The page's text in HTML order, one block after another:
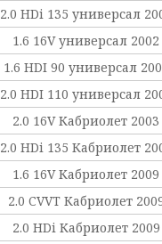
2.0 HDi 135 универсал
1.6 16V универсал
1.6 HDI 90 универсал
2.0 HDI 110 универсал
2.0 16V Кабриолет
2.0 HDi 135 Кабриолет
1.6 16V Кабриолет
2.0 CVVT Кабриолет
2.0 HDi Кабриолет